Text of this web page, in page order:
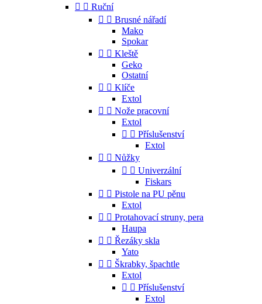
  Ruční
  Brusné nářadí
Mako
Spokar
  Kleště
Geko
Ostatní
  Klíče
Extol
  Nože pracovní
Extol
  Příslušenství
Extol
  Nůžky
  Univerzální
Fiskars
  Pistole na PU pěnu
Extol
  Protahovací struny, pera
Haupa
  Řezáky skla
Yato
  Škrabky, špachtle
Extol
  Příslušenství
Extol